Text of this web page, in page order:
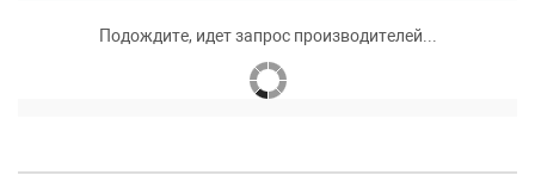
Подождите, идет запрос производителей...